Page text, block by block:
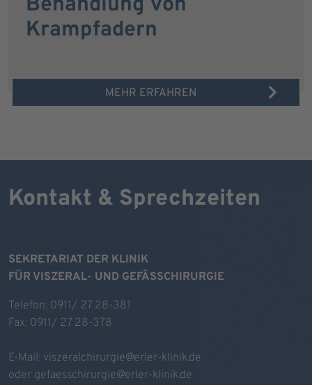
Krampfadern
MEHR ERFAHREN
Kontakt & Sprechzeiten
SEKRETARIAT DER KLINIK
FÜR VISZERAL- UND GEFÄSSCHIRURGIE
Telefon: 0911/ 27 28-381
Fax: 0911/ 27 28-378
E-Mail: viszeralchirurgie@erler-klinik.de
oder gefaesschirurgie@erler-klinik.de